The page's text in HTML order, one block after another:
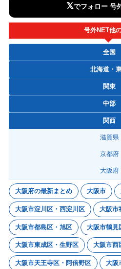
𝕏でフォロー 号
号外NET他
全国
北海道・
関東
中部
関西
滋賀県
京都府
大阪府
大阪府の最新まとめ 大阪市
大阪市淀川区・西淀川区 大阪市
大阪市都島区・旭区 大阪市鶴見
大阪市東成区・生野区 大阪市西
大阪市天王寺区・阿倍野区 大阪